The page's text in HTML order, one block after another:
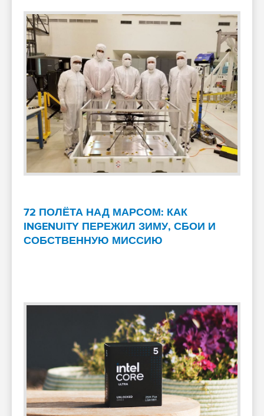
72 ПОЛЁТА НАД МАРСОМ: КАК
INGENUITY ПЕРЕЖИЛ ЗИМУ, СБОИ И
СОБСТВЕННУЮ МИССИЮ